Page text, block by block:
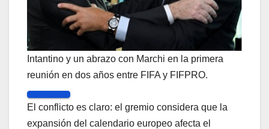
Intantino y un abrazo con Marchi en la primera
reunión en dos años entre FIFA y FIFPRO.
El conflicto es claro: el gremio considera que la
expansión del calendario europeo afecta el